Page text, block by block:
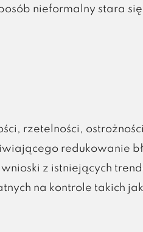
nieformalny stara się
rzetelności,
redukowanie
z istniejących
na kontrole takich